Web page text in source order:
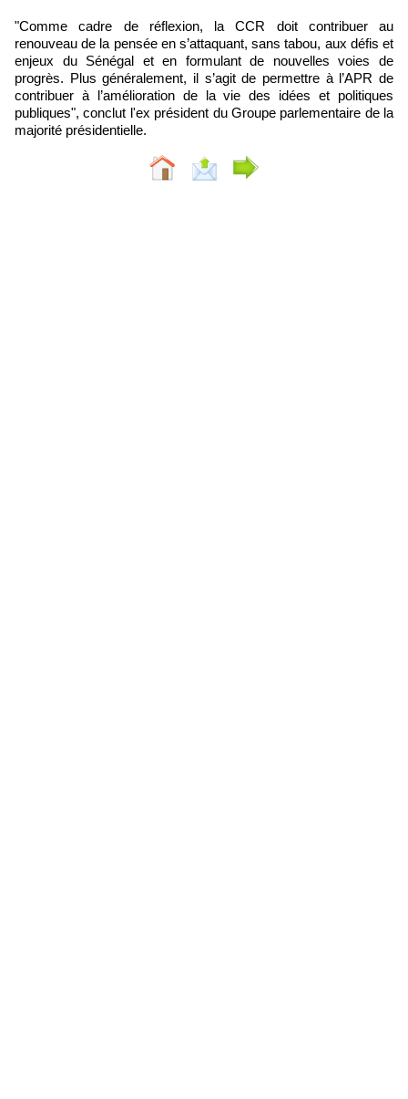
"Comme cadre de réflexion, la CCR doit contribuer au
renouveau de la pensée en s’attaquant, sans tabou, aux défis et
enjeux du Sénégal et en formulant de nouvelles voies de
progrès. Plus généralement, il s’agit de permettre à l’APR de
contribuer à l’amélioration de la vie des idées et politiques
publiques", conclut l'ex président du Groupe parlementaire de la
majorité présidentielle.